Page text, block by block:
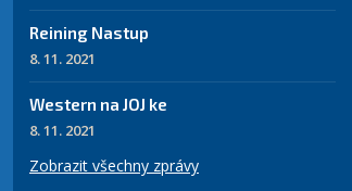
Reining Nastup
8. 11. 2021
Western na JOJ ke
8. 11. 2021
Zobrazit všechny zprávy